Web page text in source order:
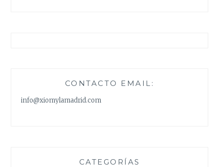
CONTACTO EMAIL:
info@xiomylamadrid.com
CATEGORÍAS